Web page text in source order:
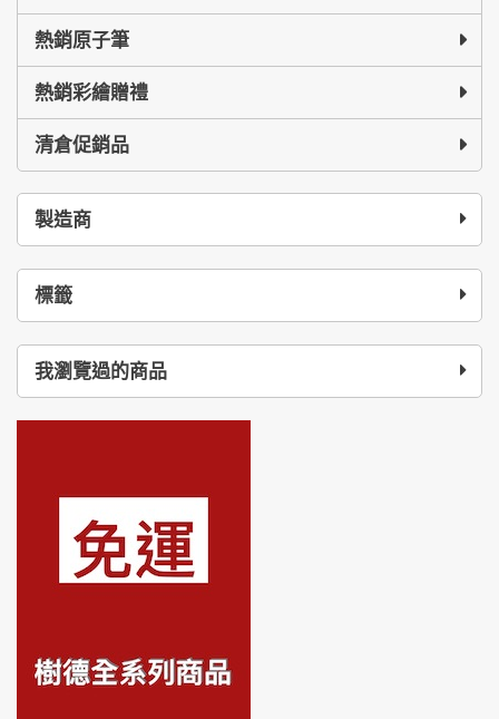
熱銷原子筆
熱銷彩繪贈禮
清倉促銷品
製造商
標籤
我瀏覽過的商品